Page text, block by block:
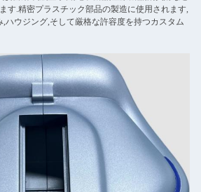
す.精密プラスチック部品の製造に使用されます,
ハウジング,そして厳格な許容度を持つカスタム